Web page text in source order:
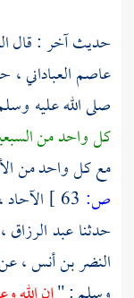
حديث آخر : قال
عاصم العباداني ،
صلى الله عليه
كل واحد من
مع كل واحد من
ص:
حدثناعبد الرزاق ،
النضر بن أنس ،